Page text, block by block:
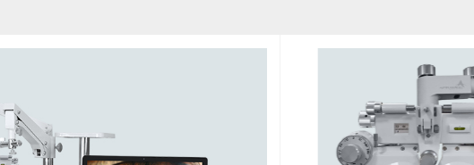
- Com braço para Lâmpada de Fenda
DETALHES